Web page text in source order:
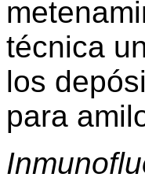
técnica
los
para